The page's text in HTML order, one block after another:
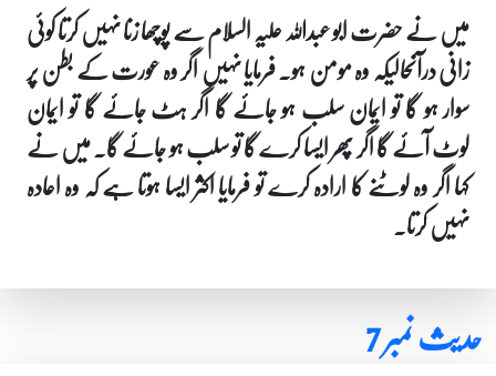
میں نے حضرت ابو عبداللہ علیہ السلام سے پوچھا زنا نہیں کرتا کوئی
زانی درآنحالیکہ وہ مومن ہو۔ فرمایا نہیں اگر وہ عورت کے بطن پر
سوار ہو گا تو ایمان سلب ہو جائے گا اگر ہٹ جائے گا تو ایمان
لوٹ آئے گا اگر پھر ایسا کرے گا تو سلب ہو جائے گا۔ میں نے
کہا اگر وہ لوٹنے کا ارادہ کرے تو فرمایا اکثر ایسا ہوتا ہے کہ وہ اعادہ
نہیں کرتا۔
حدیث نمبر 7